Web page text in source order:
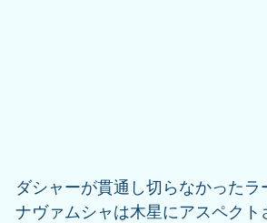
ダシャーが貫通し切らなかったラ
ナヴァムシャは木星にアスペク